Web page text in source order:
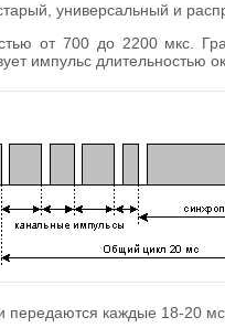
универсальный и
от 700 до 2200 мкс.
импульс длительностью
каждые 18-20